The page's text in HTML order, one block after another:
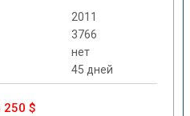
2011
3766
нет
45 дней
250 $